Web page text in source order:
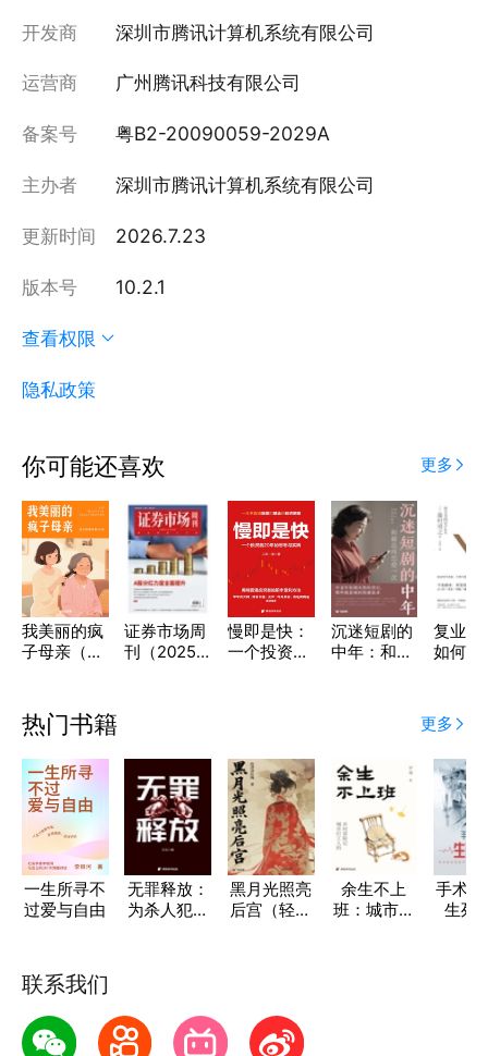
开发商 深圳市腾讯计算机系统有限公司
运营商 广州腾讯科技有限公司
备案号 粤B2-20090059-2029A
主办者 深圳市腾讯计算机系统有限公司
更新时间 2026.7.23
版本号 10.2.1
查看权限
隐私政策
你可能还喜欢 更多
我美丽的疯
子母亲（轻
证券市场周
刊（2025
慢即是快：
一个投资者
沉迷短剧的
中年：和霸
复业思
如何成
热门书籍 更多
一生所寻不
过爱与自由
无罪释放：
为杀人犯洗
黑月光照亮
后宫（轻故
余生不上
班：城市打
手术
生死
联系我们